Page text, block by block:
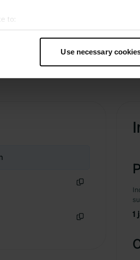
to:
geographical location which can
personal data is processed and set
Use necessary
1